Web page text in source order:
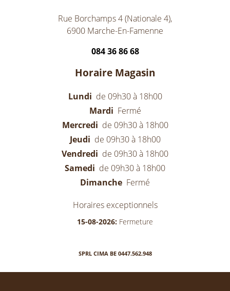
Rue Borchamps 4 (Nationale 4),
6900 Marche-En-Famenne
084 36 86 68
Horaire Magasin
Lundi de 09h30 à 18h00
Mardi Fermé
Mercredi de 09h30 à 18h00
Jeudi de 09h30 à 18h00
Vendredi de 09h30 à 18h00
Samedi de 09h30 à 18h00
Dimanche Fermé
Horaires exceptionnels
15-08-2026: Fermeture
SPRL CIMA BE 0447.562.948